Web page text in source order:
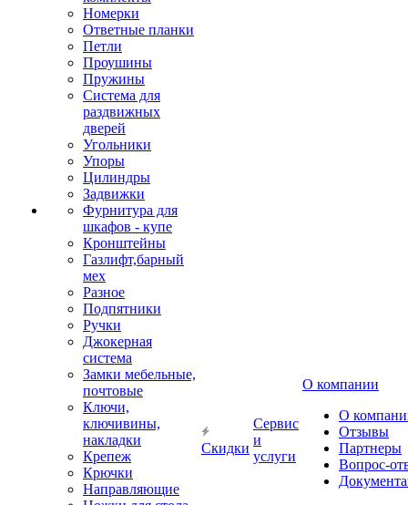
Номерки
Ответные планки
Петли
Проушины
Пружины
Система для
раздвижных
дверей
Угольники
Упоры
Цилиндры
Задвижки
Фурнитура для
шкафов - купе
Кронштейны
Газлифт,барный
мех
Разное
Подпятники
Ручки
Джокерная
система
Замки мебельные,
почтовые
Ключи,
ключивины,
накладки
Крепеж
Крючки
Направляющие
Скидки
Сервис
и
услуги
О компании
О
Отзывы
Партнеры
Вопрос-